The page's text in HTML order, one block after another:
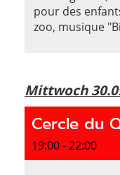
pour des
zoo, musique
Mittwoch
Cercle du
19:00 - 22:00